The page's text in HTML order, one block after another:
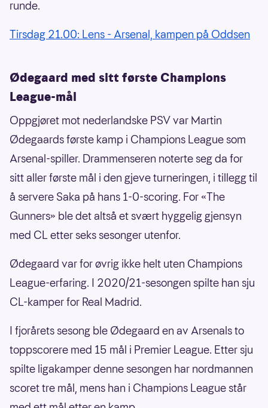
runde.
Tirsdag 21.00: Lens - Arsenal, kampen på Oddsen
Ødegaard med sitt første Champions
League-mål
Oppgjøret mot nederlandske PSV var Martin
Ødegaards første kamp i Champions League som
Arsenal-spiller. Drammenseren noterte seg da for
sitt aller første mål i den gjeve turneringen, i tillegg til
å servere Saka på hans 1-0-scoring. For «The
Gunners» ble det altså et svært hyggelig gjensyn
med CL etter seks sesonger utenfor.
Ødegaard var for øvrig ikke helt uten Champions
League-erfaring. I 2020/21-sesongen spilte han sju
CL-kamper for Real Madrid.
I fjorårets sesong ble Ødegaard en av Arsenals to
toppscorere med 15 mål i Premier League. Etter sju
spilte ligakamper denne sesongen har nordmannen
scoret tre mål, mens han i Champions League står